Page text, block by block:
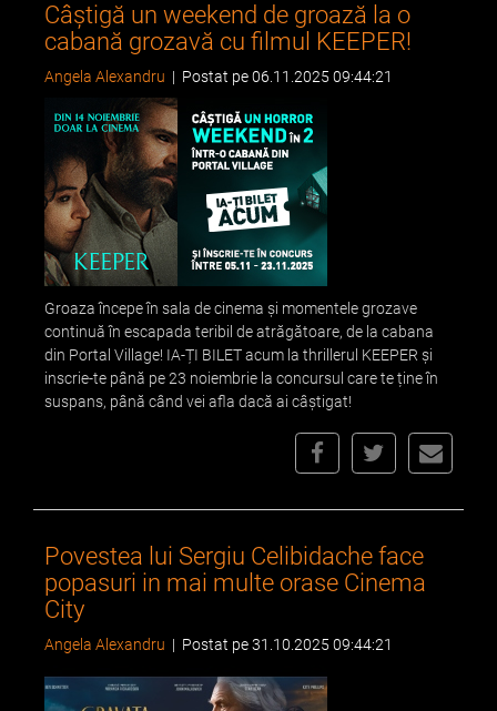
Câștigă un weekend de groază la o
cabană grozavă cu filmul KEEPER!
Angela Alexandru | Postat pe 06.11.2025 09:44:21
Groaza începe în sala de cinema și momentele grozave
continuă în escapada teribil de atrăgătoare, de la cabana
din Portal Village! IA-ȚI BILET acum la thrillerul KEEPER și
inscrie-te până pe 23 noiembrie la concursul care te ține în
suspans, până când vei afla dacă ai câștigat!
Povestea lui Sergiu Celibidache face
popasuri in mai multe orase Cinema
City
Angela Alexandru | Postat pe 31.10.2025 09:44:21